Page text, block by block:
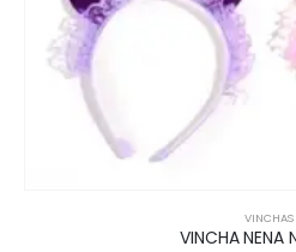
VINCHAS
VINCHA NENA